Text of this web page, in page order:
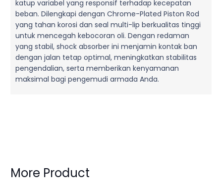
katup variabel yang responsif terhadap kecepatan
beban. Dilengkapi dengan Chrome-Plated Piston Rod
yang tahan korosi dan seal multi-lip berkualitas tinggi
untuk mencegah kebocoran oli. Dengan redaman
yang stabil, shock absorber ini menjamin kontak ban
dengan jalan tetap optimal, meningkatkan stabilitas
pengendalian, serta memberikan kenyamanan
maksimal bagi pengemudi armada Anda.
More Product